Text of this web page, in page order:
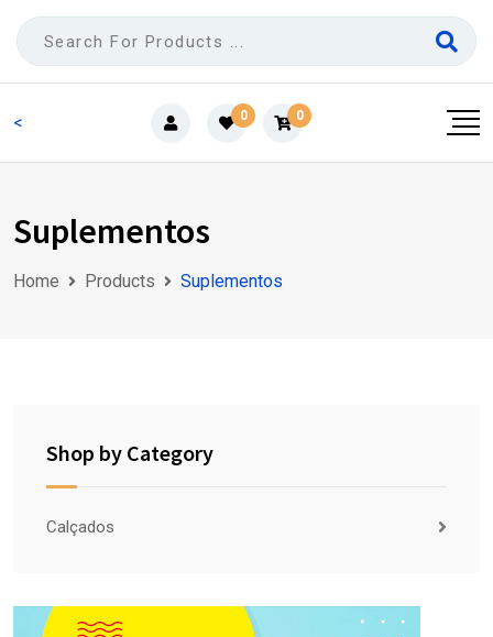
Skip
content
<
0 0
Suplementos
Home Products Suplementos
Shop by Category
Calçados